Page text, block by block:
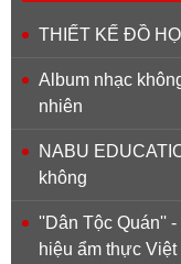
THIẾT KẾ ĐỒ
Album nhạc
nhiên
NABU
không
''Dân Tộc Quán''
hiệu ẩm thực Việt